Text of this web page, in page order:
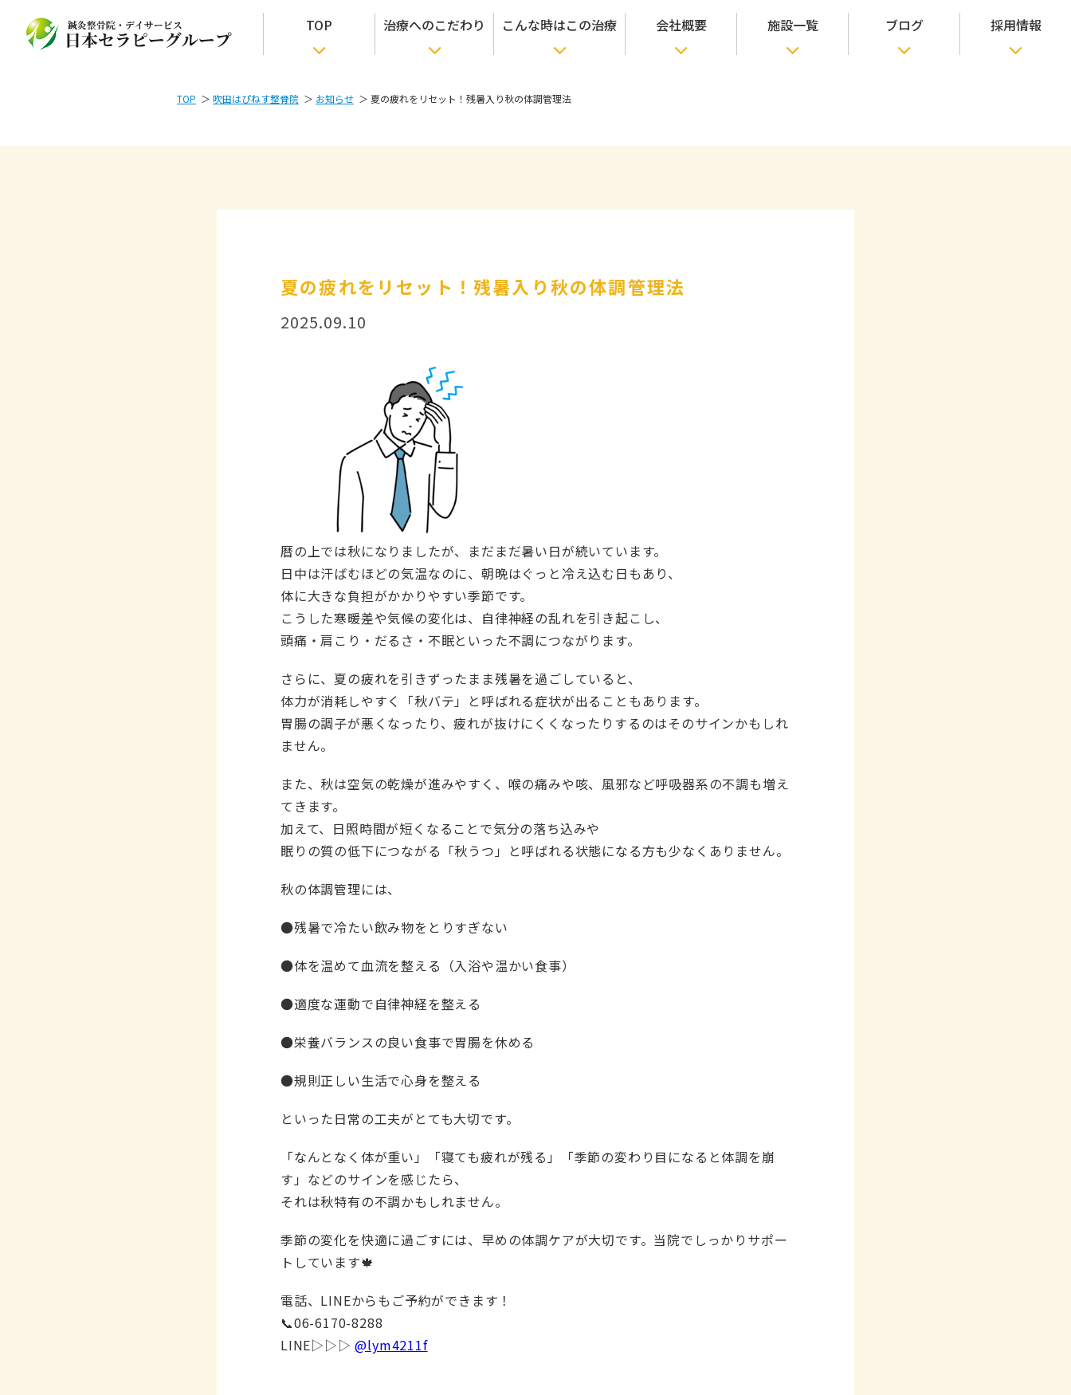
TOP 治療へのこだわり こんな時はこの治療 会社概要 施設一覧 ブログ 採用情報
TOP 吹田はぴねす整骨院 お知らせ 夏の疲れをリセット！残暑入り秋の体調管理法
夏の疲れをリセット！残暑入り秋の体調管理法
2025.09.10
暦の上では秋になりましたが、まだまだ暑い日が続いています。
日中は汗ばむほどの気温なのに、朝晩はぐっと冷え込む日もあり、
体に大きな負担がかかりやすい季節です。
こうした寒暖差や気候の変化は、自律神経の乱れを引き起こし、
頭痛・肩こり・だるさ・不眠といった不調につながります。
さらに、夏の疲れを引きずったまま残暑を過ごしていると、
体力が消耗しやすく「秋バテ」と呼ばれる症状が出ることもあります。
胃腸の調子が悪くなったり、疲れが抜けにくくなったりするのはそのサインかもしれ
ません。
また、秋は空気の乾燥が進みやすく、喉の痛みや咳、風邪など呼吸器系の不調も増え
てきます。
加えて、日照時間が短くなることで気分の落ち込みや
眠りの質の低下につながる「秋うつ」と呼ばれる状態になる方も少なくありません。
秋の体調管理には、
●残暑で冷たい飲み物をとりすぎない
●体を温めて血流を整える（入浴や温かい食事）
●適度な運動で自律神経を整える
●栄養バランスの良い食事で胃腸を休める
●規則正しい生活で心身を整える
といった日常の工夫がとても大切です。
「なんとなく体が重い」「寝ても疲れが残る」「季節の変わり目になると体調を崩
す」などのサインを感じたら、
それは秋特有の不調かもしれません。
季節の変化を快適に過ごすには、早めの体調ケアが大切です。当院でしっかりサポー
トしています🍁
電話、LINEからもご予約ができます！
📞06-6170-8288
LINE▷▷▷@lym4211f